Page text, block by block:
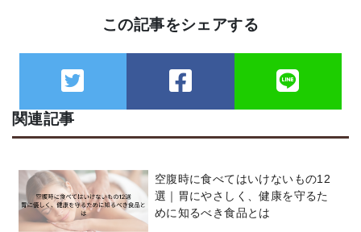
この記事をシェアする
関連記事
空腹時に食べてはいけないもの12
選｜胃にやさしく、健康を守るた
めに知るべき食品とは